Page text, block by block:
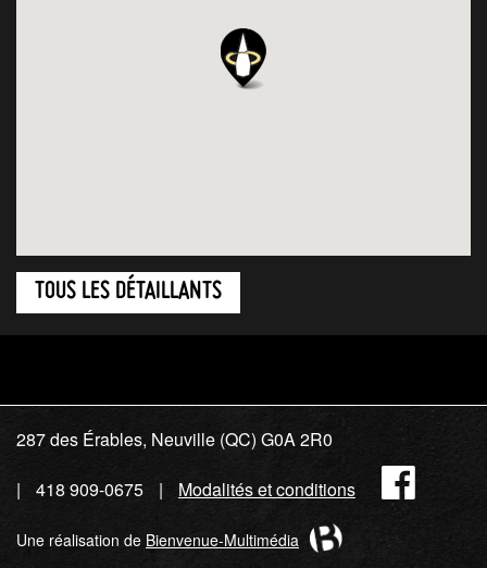
TOUS LES DÉTAILLANTS
287 des Érables, Neuville (QC) G0A 2R0
418 909-0675
Modalités et conditions
Une réalisation de Bienvenue-Multimédia